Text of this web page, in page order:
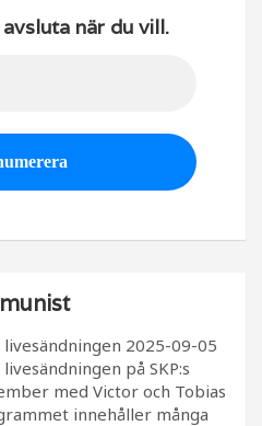
när du vill.
2025-09-05
på SKP:s
med Victor och Tobias
innehåller många